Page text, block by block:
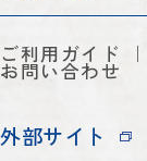
ご利用ガイド
お問い合わせ
外部サイト